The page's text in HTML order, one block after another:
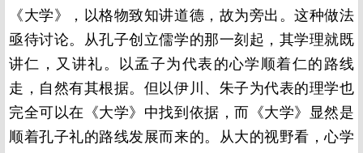
《大学》，以格物致知讲道德，故为旁出。这种做法
亟待讨论。从孔子创立儒学的那一刻起，其学理就既
讲仁，又讲礼。以孟子为代表的心学顺着仁的路线
走，自然有其根据。但以伊川、朱子为代表的理学也
完全可以在《大学》中找到依据，而《大学》显然是
顺着孔子礼的路线发展而来的。从大的视野看，心学